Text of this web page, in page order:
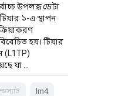
উপলব্ধ ডেটা
১-এ স্থাপন
হয়। টিয়ার
(L1TP)
যা …
lm4